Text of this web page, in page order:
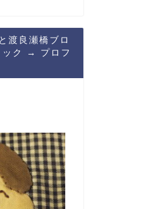
渡良瀬橋ブロ
ック → プロフ